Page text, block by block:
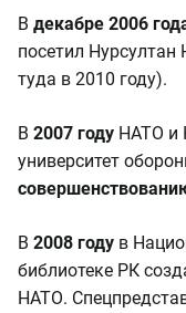
В декабре 2006
посетил Нурсултан
туда в 2010 году).
В 2007 году НАТО и
университет
В 2008 году в
библиотеке РК
НАТО.